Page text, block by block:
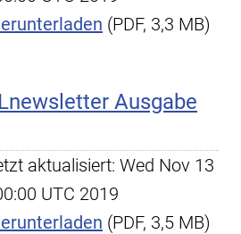
(PDF, 3,3 MB)
Ausgabe
aktualisiert: Wed Nov 13
UTC 2019
(PDF, 3,5 MB)